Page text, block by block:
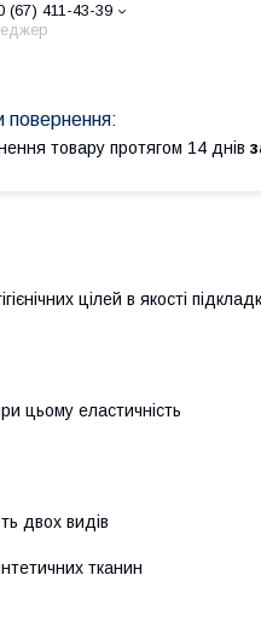
(67) 411-43-39
товару протягом 14 днів
цілей в якості
цьому еластичність
двох видів
тканин